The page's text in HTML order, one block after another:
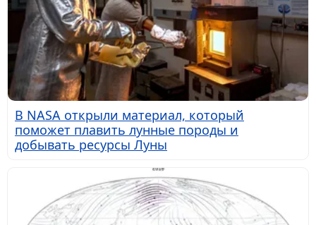
В NASA открыли материал, который
поможет плавить лунные породы и
добывать ресурсы Луны